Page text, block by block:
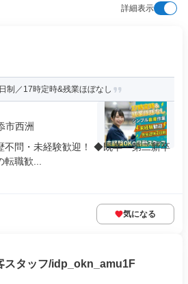
詳細表示
制／17時定時&残業ほぼなし
市西洲
問・未経験歓迎！ ◆既卒・第二新卒
職歓...
気になる
スタッフ/idp_okn_amu1F